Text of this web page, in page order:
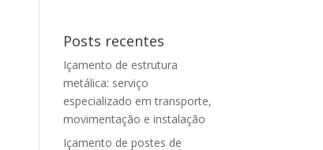
Posts recentes
Içamento de estrutura
metálica: serviço
especializado em transporte,
movimentação e instalação
Içamento de postes de